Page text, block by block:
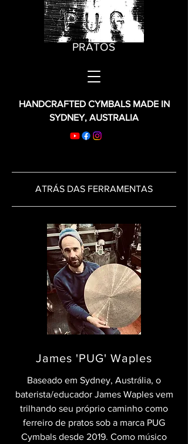
PRATOS
HANDCRAFTED CYMBALS MADE IN
SYDNEY, AUSTRALIA
ATRÁS DAS FERRAMENTAS
James 'PUG' Waples
Baseado em Sydney, Austrália, o
baterista/educador James Waples vem
trilhando seu próprio caminho como
ferreiro de pratos sob a marca PUG
Cymbals desde 2019. Como músico